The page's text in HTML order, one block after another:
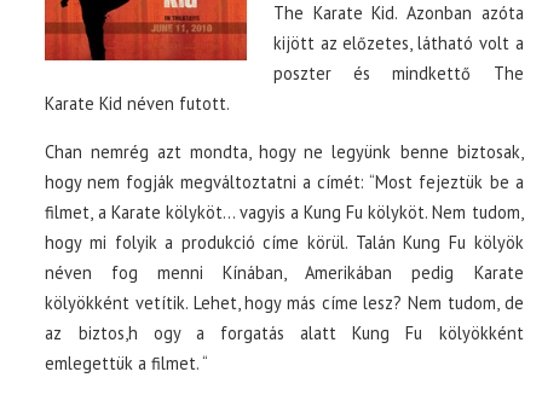
The Karate Kid. Azonban azóta
kijött az előzetes, látható volt a
poszter és mindkettő The
Karate Kid néven futott.
Chan nemrég azt mondta, hogy ne legyünk benne biztosak,
hogy nem fogják megváltoztatni a címét: “Most fejeztük be a
filmet, a Karate kölyköt… vagyis a Kung Fu kölyköt. Nem tudom,
hogy mi folyik a produkció címe körül. Talán Kung Fu kölyök
néven fog menni Kínában, Amerikában pedig Karate
kölyökként vetítik. Lehet, hogy más címe lesz? Nem tudom, de
az biztos,h ogy a forgatás alatt Kung Fu kölyökként
emlegettük a filmet. “